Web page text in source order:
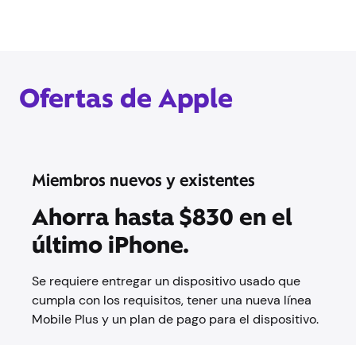
Ofertas de Apple
Miembros nuevos y existentes
Ahorra hasta $830 en el
último iPhone.
Se requiere entregar un dispositivo usado que
cumpla con los requisitos, tener una nueva línea
Mobile Plus y un plan de pago para el dispositivo.